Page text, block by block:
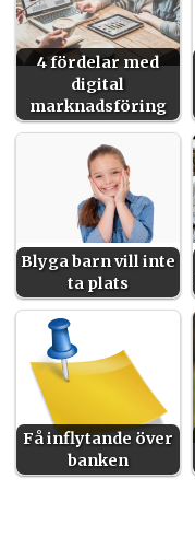
4 fördelar med
digital
marknadsföring
Blyga barn vill inte
ta plats
Få inflytande över
banken